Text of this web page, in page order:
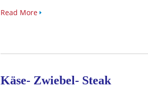
Read More
Käse- Zwiebel- Steak